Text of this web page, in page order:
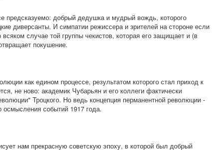
предсказуемо: добрый дедушка и мудрый вождь, которого
диверсанты. И симпатии режиссера и зрителей на стороне если
случае той группы чекистов, которая его защищает и (в
покушение.
как едином процессе, результатом которого стал приход к
не ново: академик Чубарьян и его коллеги фактически
Троцкого. Но ведь концепция перманентной революции -
осмысления событий 1917 года.
нам прекрасную советскую эпоху, в которой был добрый